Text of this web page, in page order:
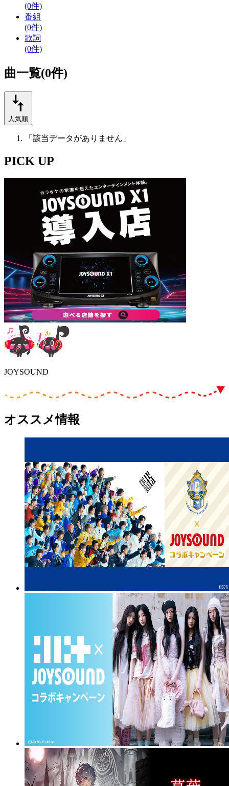
(0件)
番組
(0件)
歌詞
(0件)
曲一覧(0件)
人気順
「該当データがありません」
PICK UP
JOYSOUND
オススメ情報